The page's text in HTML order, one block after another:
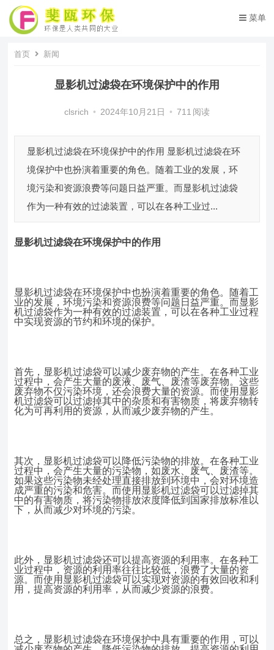
菜单
首页 新闻
显影机过滤袋在环境保护中的作用
clsrich • 2024年10月21日 • 711 阅读
显影机过滤袋在环境保护中的作用 显影机过滤袋在环
境保护中也扮演着重要的角色。随着工业的发展，环
境污染和资源浪费等问题日益严重。而显影机过滤袋
作为一种有效的过滤装置，可以在各种工业过...
显影机过滤袋在环境保护中的作用
显影机过滤袋在环境保护中也扮演着重要的角色。随着工
业的发展，环境污染和资源浪费等问题日益严重。而显影
机过滤袋作为一种有效的过滤装置，可以在各种工业过程
中实现资源的节约和环境的保护。
首先，显影机过滤袋可以减少废弃物的产生。在各种工业
过程中，会产生大量的废液、废气、废渣等废弃物。这些
废弃物不仅污染环境，还会浪费大量的资源。而使用显影
机过滤袋可以过滤掉其中的杂质和有害物质，将废弃物转
化为可再利用的资源，从而减少废弃物的产生。
其次，显影机过滤袋可以降低污染物的排放。在各种工业
过程中，会产生大量的污染物，如废水、废气、废渣等。
如果这些污染物未经处理直接排放到环境中，会对环境造
成严重的污染和危害。而使用显影机过滤袋可以过滤掉其
中的有害物质，将污染物排放浓度降低到国家排放标准以
下，从而减少对环境的污染。
此外，显影机过滤袋还可以提高资源的利用率。在各种工
业过程中，资源的利用率往往比较低，浪费了大量的资
源。而使用显影机过滤袋可以实现对资源的有效回收和利
用，提高资源的利用率，从而减少资源的浪费。
总之，显影机过滤袋在环境保护中具有重要的作用，可以